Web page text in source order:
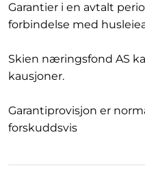
Garantier i en avtalt
forbindelse med
Skien næringsfond AS
kausjoner.
Garantiprovisjon er
forskuddsvis